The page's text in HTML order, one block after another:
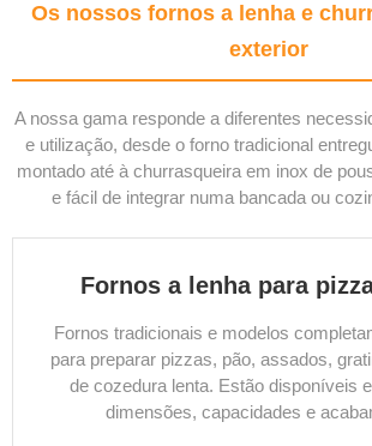
Os nossos fornos a lenha e
exterior
A nossa gama responde a diferentes
e utilização, desde o forno tradicional
montado até à churrasqueira em inox de
e fácil de integrar numa bancada ou
Fornos a lenha para
Fornos tradicionais e modelos
para preparar pizzas, pão, assados,
de cozedura lenta. Estão disponíveis
dimensões, capacidades e